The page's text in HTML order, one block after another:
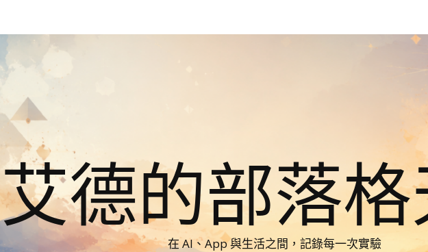
艾德的部落
在 AI、App 與生活之間，記錄每一次實驗